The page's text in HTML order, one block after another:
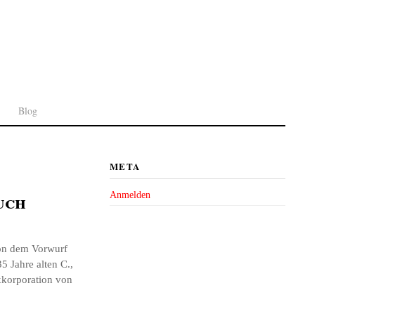
Blog
dem Vorwurf
Jahre alten C.,
von
META
Anmelden